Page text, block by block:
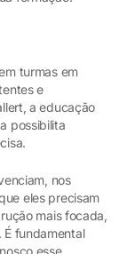
turmas em
e
a educação
possibilita
nos
eles precisam
mais focada,
fundamental